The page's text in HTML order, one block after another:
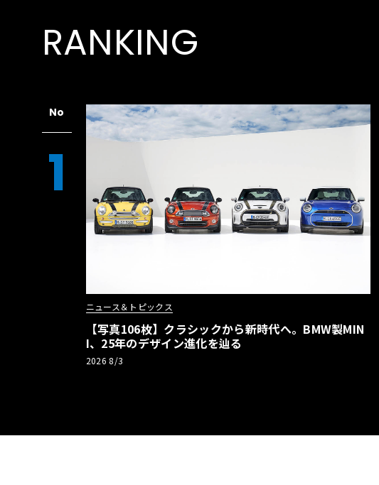
RANKING
No
1
ニュース＆トピックス
【写真106枚】クラシックから新時代へ。BMW製MIN
I、25年のデザイン進化を辿る
2026 8/3